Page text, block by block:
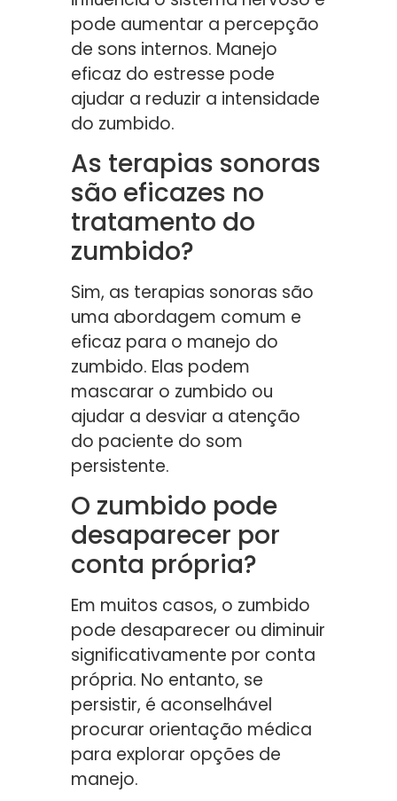
pode aumentar a percepção
de sons internos. Manejo
eficaz do estresse pode
ajudar a reduzir a intensidade
do zumbido.
As terapias sonoras
são eficazes no
tratamento do
zumbido?
Sim, as terapias sonoras são
uma abordagem comum e
eficaz para o manejo do
zumbido. Elas podem
mascarar o zumbido ou
ajudar a desviar a atenção
do paciente do som
persistente.
O zumbido pode
desaparecer por
conta própria?
Em muitos casos, o zumbido
pode desaparecer ou diminuir
significativamente por conta
própria. No entanto, se
persistir, é aconselhável
procurar orientação médica
para explorar opções de
manejo.